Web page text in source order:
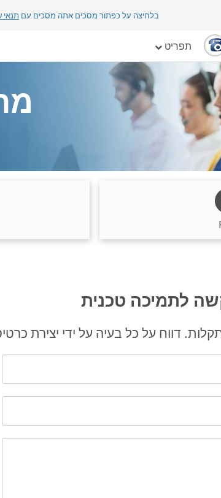
בלחיצה על כפתור מסכים אתה מסכים עם תנאי
תפריט
לתמיכה טכנית
דווח על כל בעיה על ידי יצירת